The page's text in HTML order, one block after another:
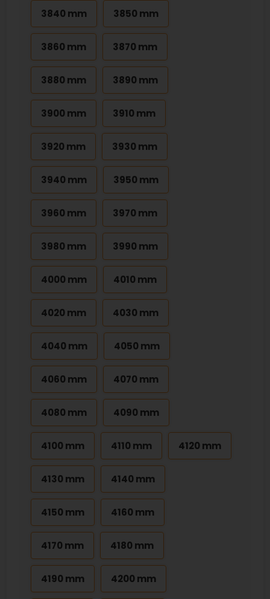
3840 mm 3850 mm
3860 mm 3870 mm
3880 mm 3890 mm
3900 mm 3910 mm
3920 mm 3930 mm
3940 mm 3950 mm
3960 mm 3970 mm
3980 mm 3990 mm
4000 mm 4010 mm
4020 mm 4030 mm
4040 mm 4050 mm
4060 mm 4070 mm
4080 mm 4090 mm
4100 mm 4110 mm 4120 mm
4130 mm 4140 mm
4150 mm 4160 mm
4170 mm 4180 mm
4190 mm 4200 mm